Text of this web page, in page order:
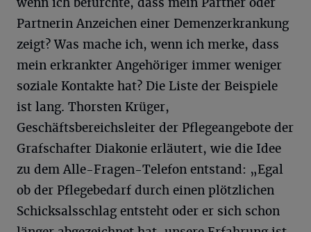
Partnerin Anzeichen einer Demenzerkrankung
zeigt? Was mache ich, wenn ich merke, dass
mein erkrankter Angehöriger immer weniger
soziale Kontakte hat? Die Liste der Beispiele
ist lang. Thorsten Krüger,
Geschäftsbereichsleiter der Pflegeangebote der
Grafschafter Diakonie erläutert, wie die Idee
zu dem Alle-Fragen-Telefon entstand: „Egal
ob der Pflegebedarf durch einen plötzlichen
Schicksalsschlag entsteht oder er sich schon